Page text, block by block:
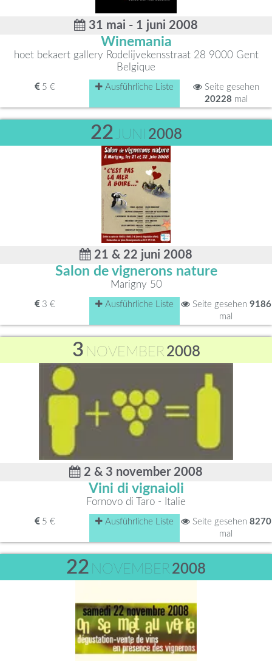
31 mai - 1 juni 2008
Winemania
hoet bekaert gallery Rodelijvekensstraat 28 9000 Gent
Belgique
5 € Ausführliche Liste
Seite gesehen
20228 mal
22 JUNI 2008
21 & 22 juni 2008
Salon de vignerons nature
Marigny 50
3 € Ausführliche Liste Seite gesehen 9186
mal
3 NOVEMBER2008
2 & 3 november 2008
Vini di vignaioli
Fornovo di Taro - Italie
5 € Ausführliche Liste Seite gesehen 8270
mal
22 NOVEMBER2008